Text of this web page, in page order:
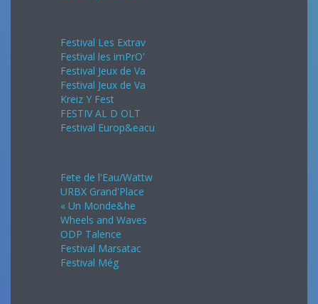
Festival Les Extrav
Festival les imPrO'
Festival Jeux de Va
Festival Jeux de Va
Kreiz Y Fest
FESTIV AL D OLT
Festival Europ&eacu
Fete de l'Eau/Wattw
URBX Grand'Place
« Un Monde&he
Wheels and Waves
ODP Talence
Festival Marsatac
Festival Még